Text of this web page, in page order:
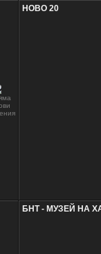
НОВО 20
БНТ - МУЗЕЙ НА